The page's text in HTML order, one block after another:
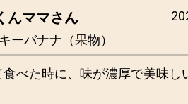
んママさん
ーバナナ（果物）
食べた時に、味が濃厚で美味し